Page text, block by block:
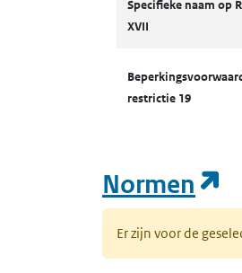
Specifieke naam op
XVII
restrictie 19
Normen
Er zijn voor de